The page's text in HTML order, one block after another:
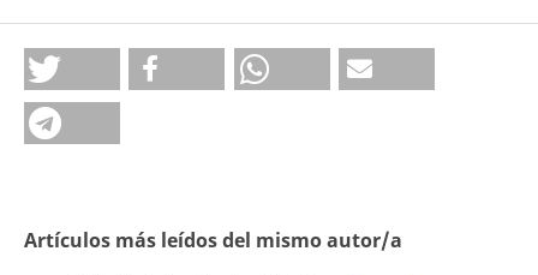
Artículos más leídos del mismo autor/a